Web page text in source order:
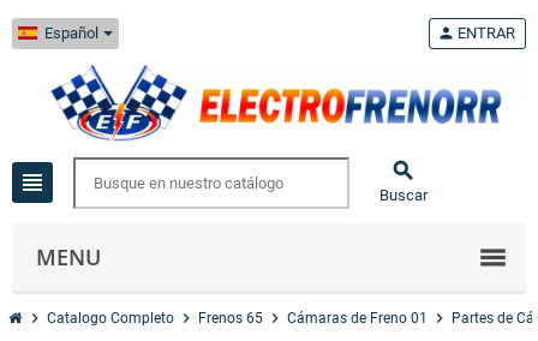
Español
view_headline 
Buscar
person ENTRAR
MENU
chevron_right Catalogo Completo chevron_right Frenos 65 chevron_right Cámaras de Freno 01 chevron_right Partes de